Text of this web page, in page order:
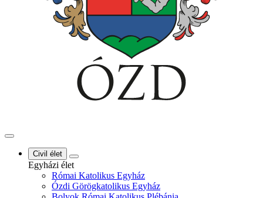
Civil élet
Egyházi élet
Római Katolikus Egyház
Ózdi Görögkatolikus Egyház